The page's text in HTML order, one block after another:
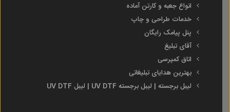
انواع جعبه و کارتن آماده
خدمات طراحی و چاپ
پنل پیامک رایگان
آقای تبلیغ
اتاق کمپرسی
بهترین هدایای تبلیغاتی
لیبل برجسته | لیبل برجسته UV DTF | لیبل UV DTF